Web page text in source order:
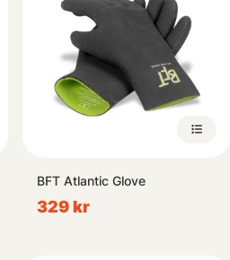
BFT Atlantic Glove
329 kr